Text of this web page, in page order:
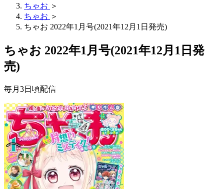
ちゃお ＞
ちゃお ＞
ちゃお 2022年1月号(2021年12月1日発売)
ちゃお 2022年1月号(2021年12月1日発
売)
毎月3日頃配信